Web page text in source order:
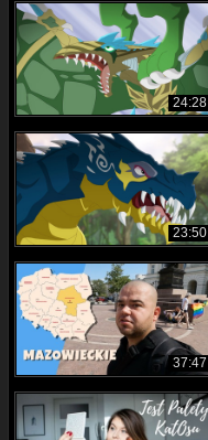
24:28
23:50
37:47